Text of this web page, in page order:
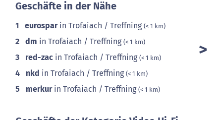
Geschäfte in der Nähe
1 eurosparin Trofaiach / Treffning (< 1 km)
2 dm in Trofaiach / Treffning (< 1 km)
3 red-zac in Trofaiach / Treffning (< 1 km)
4 nkd in Trofaiach / Treffning (< 1 km)
5 merkurin Trofaiach / Treffning (< 1 km)